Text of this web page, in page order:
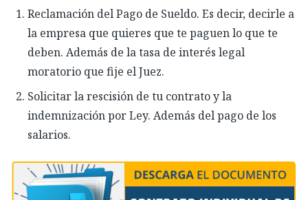
Reclamación del Pago de Sueldo. Es decir, decirle a
la empresa que quieres que te paguen lo que te
deben. Además de la tasa de interés legal
moratorio que fije el Juez.
Solicitar la rescisión de tu contrato y la
indemnización por Ley. Además del pago de los
salarios.